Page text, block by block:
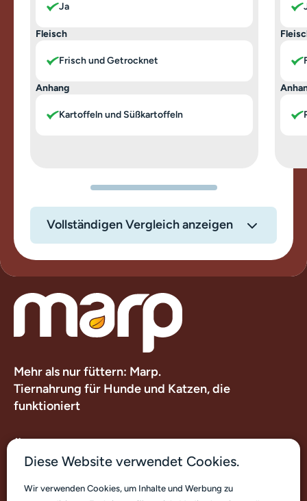
Ja
Fleisch
Frisch und Getrocknet
Anhang
Kartoffeln und Süßkartoffeln
Vollständigen Vergleich anzeigen
Mehr als nur füttern: Marp.
Tiernahrung für Hunde und Katzen, die
funktioniert
Diese Website verwendet Cookies.
Wir verwenden Cookies, um Inhalte und Werbung zu